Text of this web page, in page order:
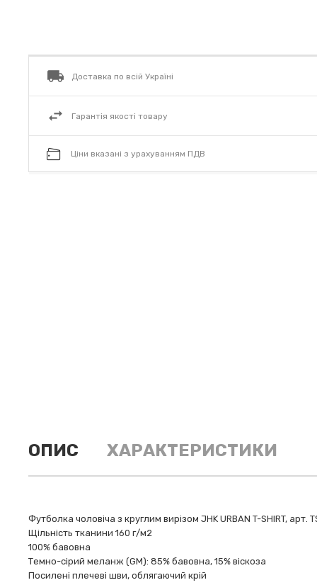
Доставка по всій Україні
Гарантія якості товару
Ціни вказані з урахуванням ПДВ
ОПИС ХАРАКТЕРИСТИКИ
Футболка чоловіча з круглим вирізом JHK URBAN T-SHIRT, арт.
Щільність тканини 160 г/м2
100% бавовна
Темно-сірий меланж (GM): 85% бавовна, 15% віскоза
Посилені плечеві шви, облягаючий крій